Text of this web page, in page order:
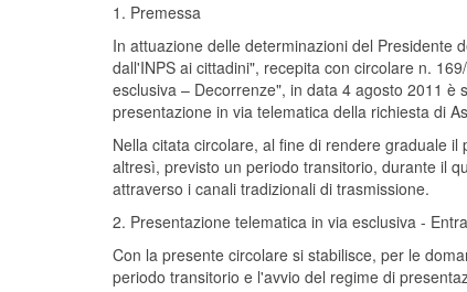
1. Premessa
In attuazione delle determinazioni del Presidente
dall'INPS ai cittadini", recepita con circolare n.
esclusiva – Decorrenze", in data 4 agosto 2011
presentazione in via telematica della richiesta di
Nella citata circolare, al fine di rendere graduale
altresì, previsto un periodo transitorio, durante il
attraverso i canali tradizionali di trasmissione.
2. Presentazione telematica in via esclusiva -
Con la presente circolare si stabilisce, per le
periodo transitorio e l'avvio del regime di